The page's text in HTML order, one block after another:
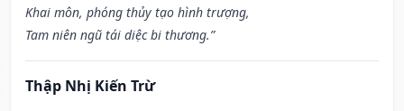
Khai môn, phóng thủy tạo hình trượng,
Tam niên ngũ tái diệc bi thương.”
Thập Nhị Kiến Trừ